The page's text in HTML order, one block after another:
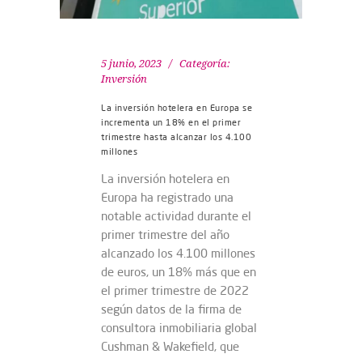
5 junio, 2023
Categoría:
Inversión
La inversión hotelera en Europa se
incrementa un 18% en el primer
trimestre hasta alcanzar los 4.100
millones
La inversión hotelera en
Europa ha registrado una
notable actividad durante el
primer trimestre del año
alcanzado los 4.100 millones
de euros, un 18% más que en
el primer trimestre de 2022
según datos de la firma de
consultora inmobiliaria global
Cushman & Wakefield, que